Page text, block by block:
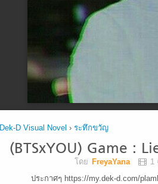
Dek-D Visual Novel › ระทึกขวัญ
(BTSxYOU) Game :
โดย FreyaYana 1
ประกาศๆ https://my.dek-d.com/